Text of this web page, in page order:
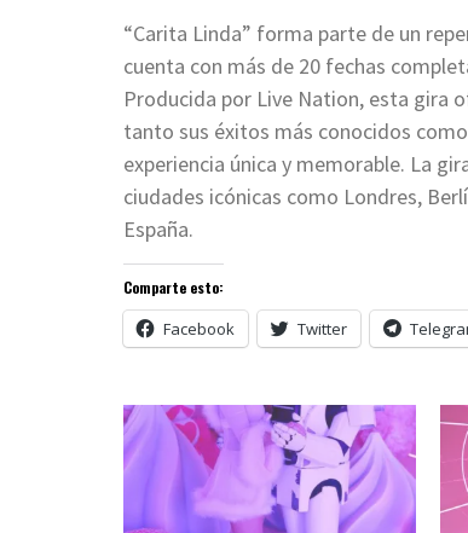
“Carita Linda” forma parte de un
cuenta con más de 20 fechas
Producida por Live Nation, esta gira
tanto sus éxitos más conocidos
experiencia única y memorable. La
ciudades icónicas como Londres,
España.
Comparte esto:
Facebook Twitter